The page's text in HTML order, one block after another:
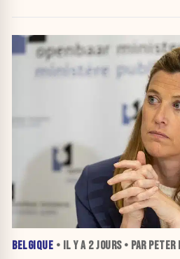
BELGIQUE • IL Y A 2 JOURS• PAR PETER